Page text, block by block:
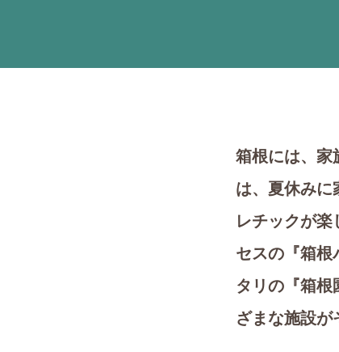
箱根には、家
は、夏休みに
レチックが
セスの『箱根
タリの『箱根
ざまな施設が